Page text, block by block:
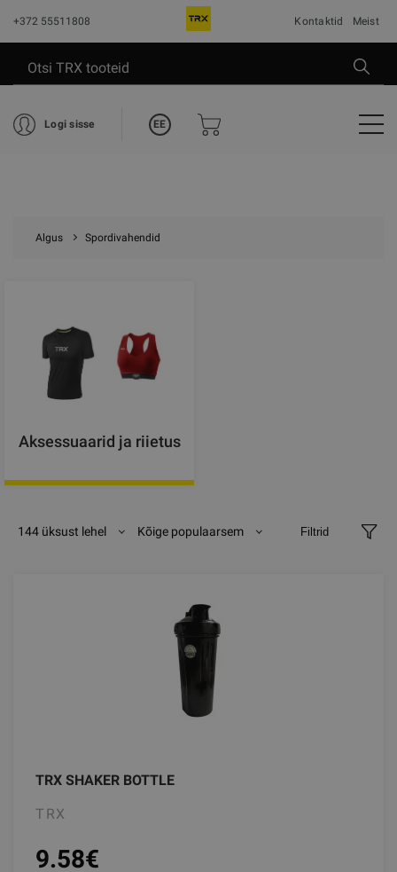
+372 55511808 Kontaktid Meist
Logi sisse EE
Algus Spordivahendid
Aksessuaarid ja riietus
144 üksust lehel Kõige populaarsem Filtrid
TRX SHAKER BOTTLE
TRX
9.58€